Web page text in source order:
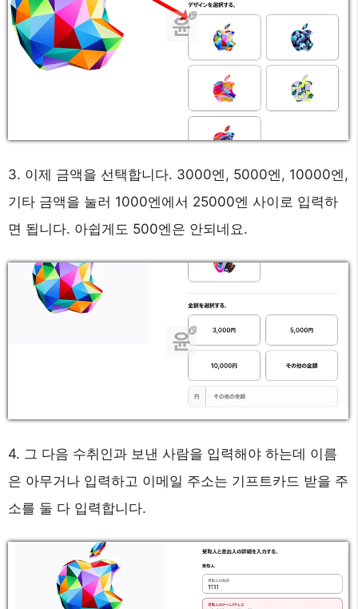
3. 이제 금액을 선택합니다. 3000엔, 5000엔, 10000엔,
기타 금액을 눌러 1000엔에서 25000엔 사이로 입력하
면 됩니다. 아쉽게도 500엔은 안되네요.
4. 그 다음 수취인과 보낸 사람을 입력해야 하는데 이름
은 아무거나 입력하고 이메일 주소는 기프트카드 받을 주
소를 둘 다 입력합니다.